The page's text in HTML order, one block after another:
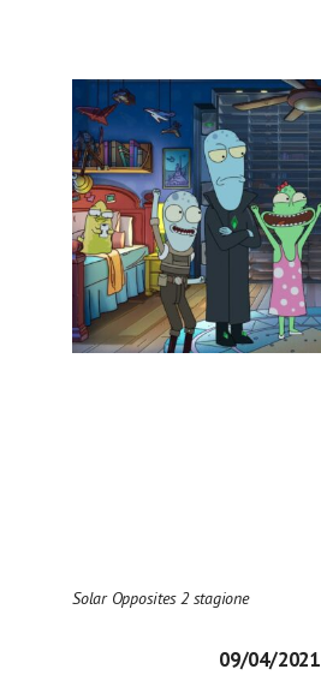
Solar Opposites 2 stagione
09/04/2021